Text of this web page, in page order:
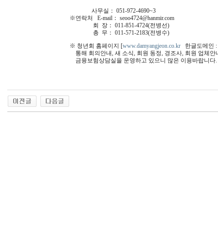
사무실： 051-972-4690~3
※연락처 E-mail： seoo4724@hanmir.com
회 장： 011-851-4724(전병선)
총 무： 011-571-2183(전병수)
※ 청년회 홈페이지 [www.damyangjeon.co.kr 한글도메인
통해 회의안내, 새 소식, 회원 동정, 경조사, 회원 업체안
금융보험상담실을 운영하고 있으니 많은 이용바랍니다.